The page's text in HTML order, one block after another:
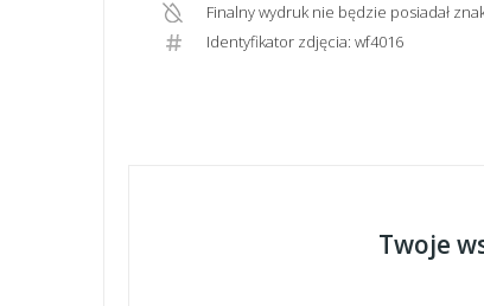
Finalny wydruk nie będzie posiadał
Identyfikator zdjęcia: wf4016
Twoje